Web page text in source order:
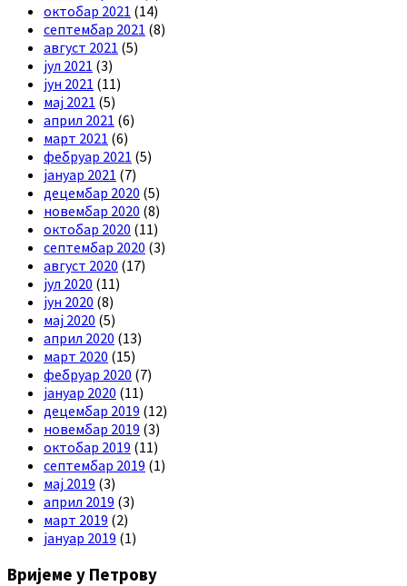
октобар 2021 (14)
септембар 2021 (8)
август 2021 (5)
јул 2021 (3)
јун 2021 (11)
мај 2021 (5)
април 2021 (6)
март 2021 (6)
фебруар 2021 (5)
јануар 2021 (7)
децембар 2020 (5)
новембар 2020 (8)
октобар 2020 (11)
септембар 2020 (3)
август 2020 (17)
јул 2020 (11)
јун 2020 (8)
мај 2020 (5)
април 2020 (13)
март 2020 (15)
фебруар 2020 (7)
јануар 2020 (11)
децембар 2019 (12)
новембар 2019 (3)
октобар 2019 (11)
септембар 2019 (1)
мај 2019 (3)
април 2019 (3)
март 2019 (2)
јануар 2019 (1)
Вријеме у Петрову